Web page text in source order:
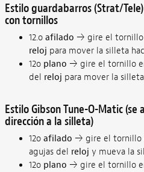
Estilo guardabarros (Strat/
con tornillos
12.o afilado → gire el tornillo
reloj para mover la silleta
12o plano → gire el tornillo
del reloj para mover la silleta
Estilo Gibson Tune-O-Matic
dirección a la silleta)
12o afilado → gire el tornillo
agujas del reloj y mueva la
12o plano → gire el tornillo